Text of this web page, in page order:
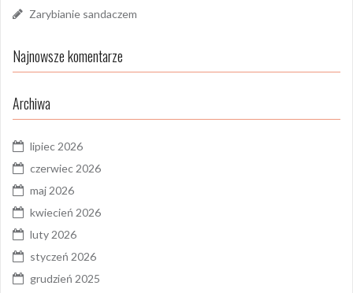
Zarybianie sandaczem
Najnowsze komentarze
Archiwa
lipiec 2026
czerwiec 2026
maj 2026
kwiecień 2026
luty 2026
styczeń 2026
grudzień 2025